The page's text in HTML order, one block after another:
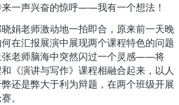
一声兴奋的惊呼——我有一个想法！
娟老师激动地一拍即合，原来前一天晚
在汇报展演中展现两个课程特色的问题
张老师脑海中突然闪过一个灵感——将
和《演讲与写作》课程相融合起来，以人
还是弊大于利为辩题，在两个班级开展
。